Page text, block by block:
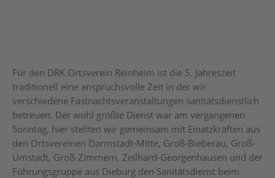
Für den DRK Ortsverein Reinheim ist die 5. Jahreszeit
traditionell eine anspruchsvolle Zeit in der wir
verschiedene Fastnachtsveranstaltungen sanitätsdienstlich
betreuen. Der wohl größte Dienst war am vergangenen
Sonntag, hier stellten wir gemeinsam mit Einatzkräften aus
den Ortsvereinen Darmstadt-Mitte, Groß-Bieberau, Groß-
Umstadt, Groß-Zimmern, Zeilhard-Georgenhausen und der
Führungsgruppe aus Dieburg den Sanitätsdienst beim